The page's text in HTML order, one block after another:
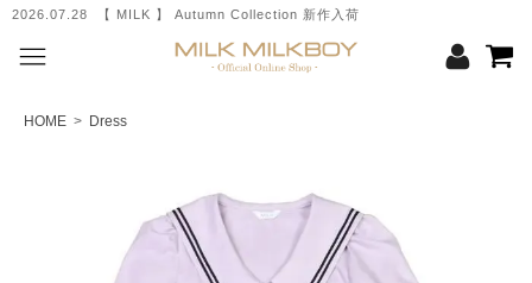
2026.07.28 【 MILK 】 Autumn Collection 新作入荷
HOME > Dress